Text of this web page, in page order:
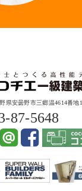
県安曇野市三郷温4614番地1
87-5648